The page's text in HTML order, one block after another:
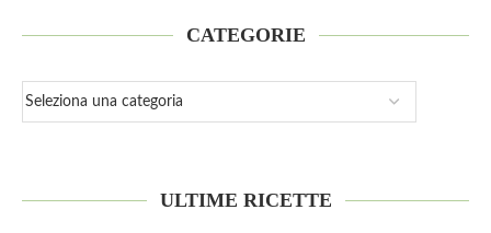
CATEGORIE
ULTIME RICETTE